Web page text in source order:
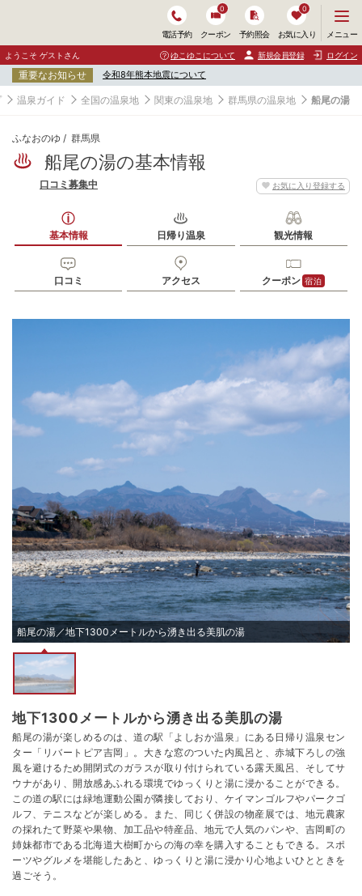
電話予約 クーポン
0
予約照会 お気に入り
0
ニ
ュ
ー
開
く
メニュー
ようこそ ゲストさん ゆこゆこについて 新規会員登録 ログイン
重要なお知らせ 令和8年熊本地震について
温泉ガイド 全国の温泉地 関東の温泉地 群馬県の温泉地 船尾の湯
ふなおのゆ 群馬県
船尾の湯の基本情報
お気に入り登録する
口コミ募集中
基本情報 日帰り温泉 観光情報
口コミ アクセス クーポン 宿泊
船尾の湯／地下1300メートルから湧き出る美肌の湯
地下1300メートルから湧き出る美肌の湯
船尾の湯が楽しめるのは、道の駅「よしおか温泉」にある日帰り温泉セン
ター「リバートピア吉岡」。大きな窓のついた内風呂と、赤城下ろしの強
風を避けるため開閉式のガラスが取り付けられている露天風呂、そしてサ
ウナがあり、開放感あふれる環境でゆっくりと湯に浸かることができる。
この道の駅には緑地運動公園が隣接しており、ケイマンゴルフやパークゴ
ルフ、テニスなどが楽しめる。また、同じく併設の物産展では、地元農家
の採れたて野菜や果物、加工品や特産品、地元で人気のパンや、吉岡町の
姉妹都市である北海道大樹町からの海の幸を購入することもできる。スポ
ーツやグルメを堪能したあと、ゆっくりと湯に浸かり心地よいひとときを
過ごそう。